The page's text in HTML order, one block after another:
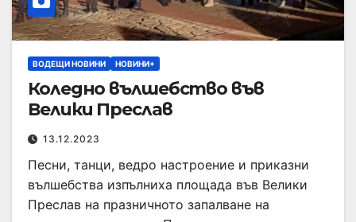
ВОДЕЩИ НОВИНИ НОВИНИ+
Коледно вълшебство във
Велики Преслав
13.12.2023
Песни, танци, ведро настроение и приказни
вълшебства изпълниха площада във Велики
Преслав на празничното запалване на